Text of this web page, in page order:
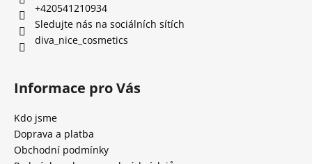
+420541210934
Sledujte nás na sociálních sítích
diva_nice_cosmetics
Informace pro Vás
Kdo jsme
Doprava a platba
Obchodní podmínky